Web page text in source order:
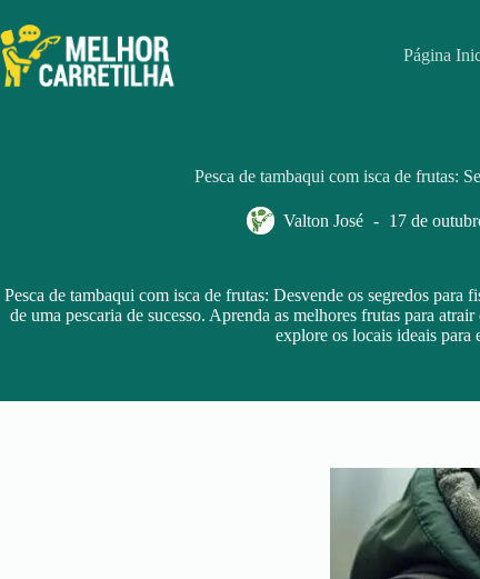
para
o
conteúdo
Página
Pesca de tambaqui com isca de frutas:
Valton José 17 de
Pesca de tambaqui com isca de frutas: Desvende os segredos para
de uma pescaria de sucesso. Aprenda as melhores frutas para
explore os locais ideais para